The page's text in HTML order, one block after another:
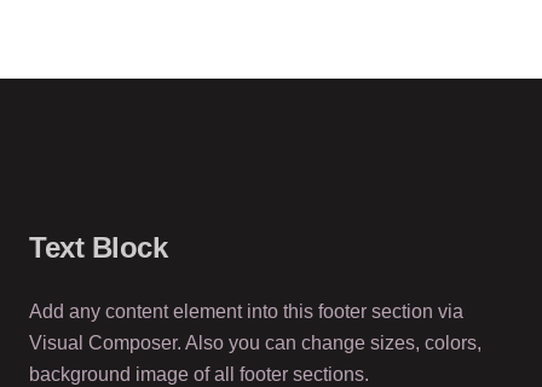
Text Block
Add any content element into this footer section via
Visual Composer. Also you can change sizes, colors,
background image of all footer sections.